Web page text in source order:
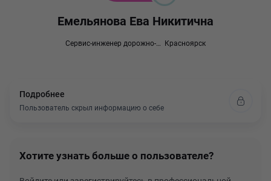
Емельянова Ева Никитична
Сервис-инженер дорожно-строительной техники Красноярск
Подробнее
Пользователь скрыл информацию о себе
Хотите узнать больше о пользователе?